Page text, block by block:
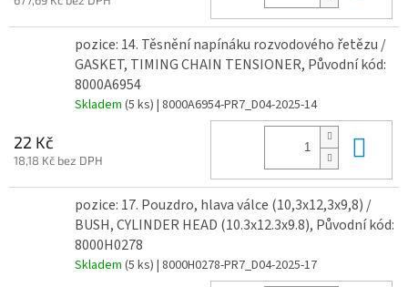
pozice: 14. Těsnění napínáku rozvodového řetězu /
GASKET, TIMING CHAIN TENSIONER, Původní kód:
8000A6954
Skladem (5 ks) | 8000A6954-PR7_D04-2025-14
22 Kč
18,18 Kč bez DPH
pozice: 17. Pouzdro, hlava válce (10,3x12,3x9,8) /
BUSH, CYLINDER HEAD (10.3x12.3x9.8), Původní kód:
8000H0278
Skladem (5 ks) | 8000H0278-PR7_D04-2025-17